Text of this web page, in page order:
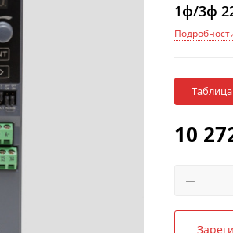
1ф/3ф
10